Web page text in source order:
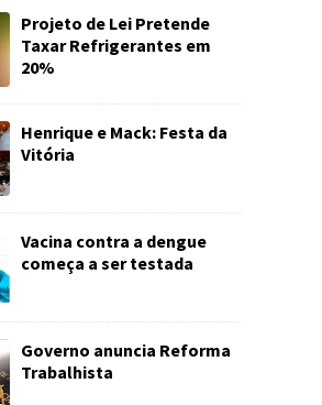
Projeto de Lei Pretende
Taxar Refrigerantes em
20%
Henrique e Mack: Festa da
Vitória
Vacina contra a dengue
começa a ser testada
Governo anuncia Reforma
Trabalhista